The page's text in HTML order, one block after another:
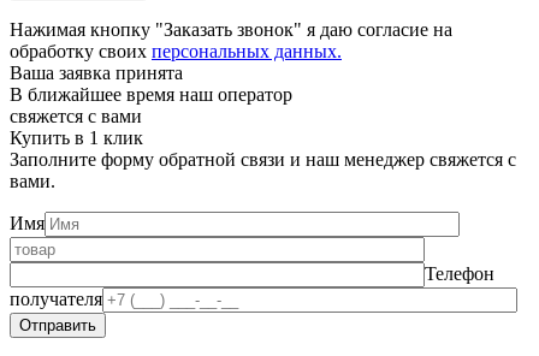
Нажимая кнопку "Заказать звонок" я даю согласие на
обработку своих персональных данных.
Ваша заявка принята
В ближайшее время наш оператор
свяжется с вами
Купить в 1 клик
Заполните форму обратной связи и наш менеджер свяжется с
вами.
Имя
Телефон
получателя